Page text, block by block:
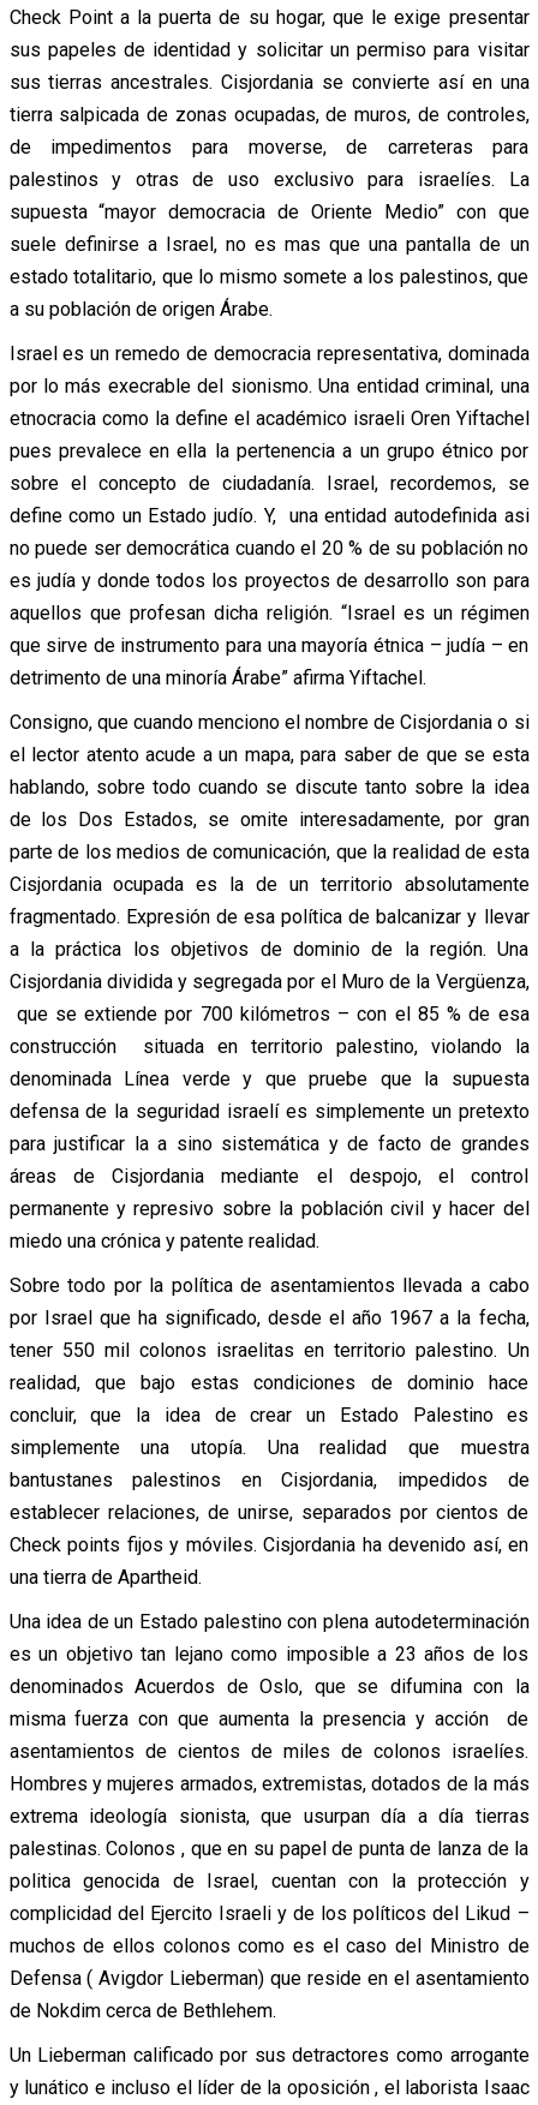
Check Point a la puerta de su hogar, que le exige presentar
sus papeles de identidad y solicitar un permiso para visitar
sus tierras ancestrales. Cisjordania se convierte así en una
tierra salpicada de zonas ocupadas, de muros, de controles,
de impedimentos para moverse, de carreteras para
palestinos y otras de uso exclusivo para israelíes. La
supuesta “mayor democracia de Oriente Medio” con que
suele definirse a Israel, no es mas que una pantalla de un
estado totalitario, que lo mismo somete a los palestinos, que
a su población de origen Árabe.
Israel es un remedo de democracia representativa, dominada
por lo más execrable del sionismo. Una entidad criminal, una
etnocracia como la define el académico israeli Oren Yiftachel
pues prevalece en ella la pertenencia a un grupo étnico por
sobre el concepto de ciudadanía. Israel, recordemos, se
define como un Estado judío. Y, una entidad autodefinida asi
no puede ser democrática cuando el 20 % de su población no
es judía y donde todos los proyectos de desarrollo son para
aquellos que profesan dicha religión. “Israel es un régimen
que sirve de instrumento para una mayoría étnica – judía – en
detrimento de una minoría Árabe” afirma Yiftachel.
Consigno, que cuando menciono el nombre de Cisjordania o si
el lector atento acude a un mapa, para saber de que se esta
hablando, sobre todo cuando se discute tanto sobre la idea
de los Dos Estados, se omite interesadamente, por gran
parte de los medios de comunicación, que la realidad de esta
Cisjordania ocupada es la de un territorio absolutamente
fragmentado. Expresión de esa política de balcanizar y llevar
a la práctica los objetivos de dominio de la región. Una
Cisjordania dividida y segregada por el Muro de la Vergüenza,
que se extiende por 700 kilómetros – con el 85 % de esa
construcción situada en territorio palestino, violando la
denominada Línea verde y que pruebe que la supuesta
defensa de la seguridad israelí es simplemente un pretexto
para justificar la a sino sistemática y de facto de grandes
áreas de Cisjordania mediante el despojo, el control
permanente y represivo sobre la población civil y hacer del
miedo una crónica y patente realidad.
Sobre todo por la política de asentamientos llevada a cabo
por Israel que ha significado, desde el año 1967 a la fecha,
tener 550 mil colonos israelitas en territorio palestino. Un
realidad, que bajo estas condiciones de dominio hace
concluir, que la idea de crear un Estado Palestino es
simplemente una utopía. Una realidad que muestra
bantustanes palestinos en Cisjordania, impedidos de
establecer relaciones, de unirse, separados por cientos de
Check points fijos y móviles. Cisjordania ha devenido así, en
una tierra de Apartheid.
Una idea de un Estado palestino con plena autodeterminación
es un objetivo tan lejano como imposible a 23 años de los
denominados Acuerdos de Oslo, que se difumina con la
misma fuerza con que aumenta la presencia y acción de
asentamientos de cientos de miles de colonos israelíes.
Hombres y mujeres armados, extremistas, dotados de la más
extrema ideología sionista, que usurpan día a día tierras
palestinas. Colonos , que en su papel de punta de lanza de la
politica genocida de Israel, cuentan con la protección y
complicidad del Ejercito Israeli y de los políticos del Likud –
muchos de ellos colonos como es el caso del Ministro de
Defensa ( Avigdor Lieberman) que reside en el asentamiento
de Nokdim cerca de Bethlehem.
Un Lieberman calificado por sus detractores como arrogante
y lunático e incluso el líder de la oposición , el laborista Isaac